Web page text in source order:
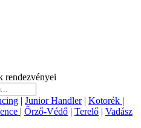
rendezvényei
| Junior Handler| Kotorék |
| Őrző-Védő | Terelő | Vadász